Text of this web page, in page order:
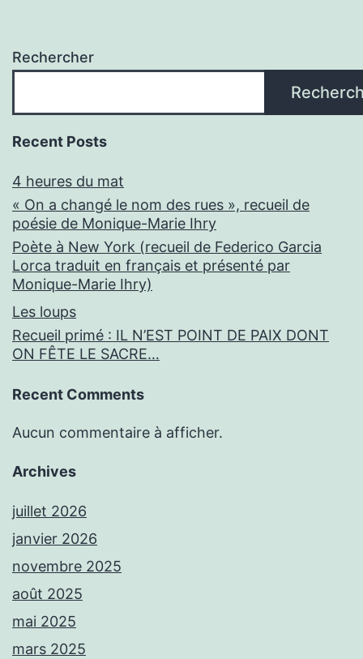
Rechercher
Recent Posts
4 heures du mat
« On a changé le nom des rues », recueil de
poésie de Monique-Marie Ihry
Poète à New York (recueil de Federico Garcia
Lorca traduit en français et présenté par
Monique-Marie Ihry)
Les loups
Recueil primé : IL N’EST POINT DE PAIX DONT
ON FÊTE LE SACRE…
Recent Comments
Aucun commentaire à afficher.
Archives
juillet 2026
janvier 2026
novembre 2025
août 2025
mai 2025
mars 2025